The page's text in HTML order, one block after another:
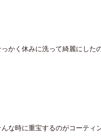
っかく休みに洗って綺麗にした
んな時に重宝するのがコーティ